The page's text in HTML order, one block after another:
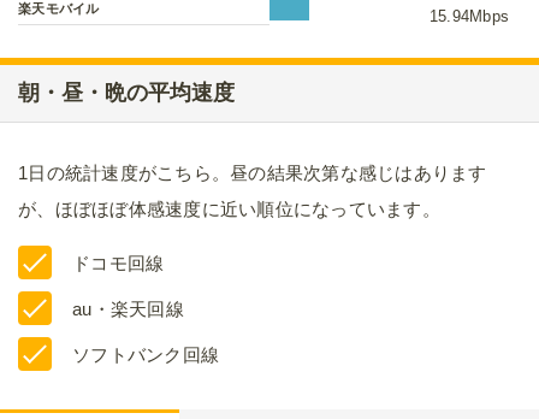
楽天モバイル 15.94Mbps
朝・昼・晩の平均速度
1日の統計速度がこちら。昼の結果次第な感じはあります
が、ほぼほぼ体感速度に近い順位になっています。
ドコモ回線
au・楽天回線
ソフトバンク回線